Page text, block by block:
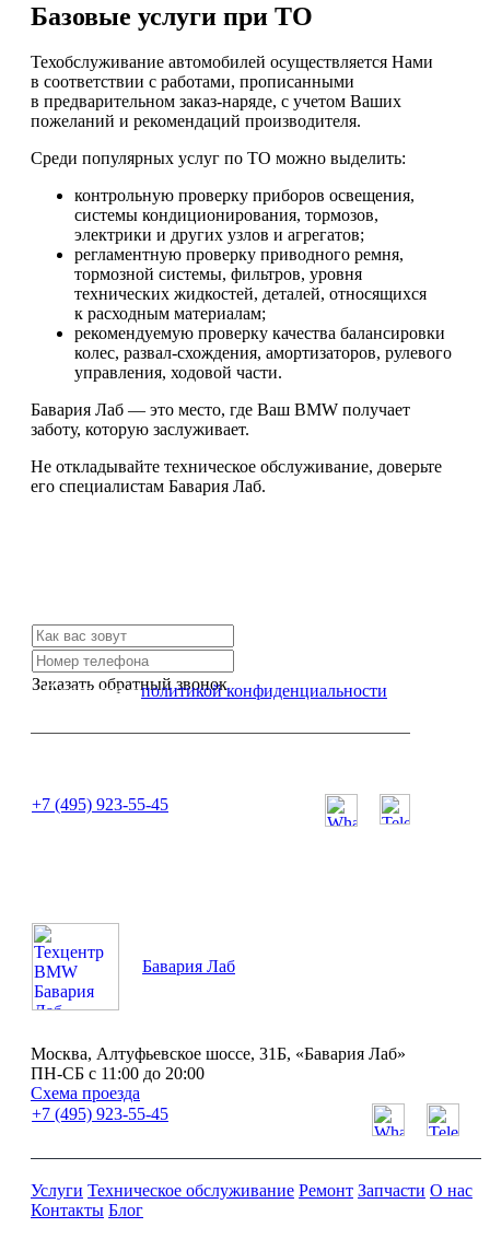
Базовые услуги при ТО
Техобслуживание автомобилей осуществляется Нами
в соответствии с работами, прописанными
в предварительном заказ-наряде, с учетом Ваших
пожеланий и рекомендаций производителя.
Среди популярных услуг по ТО можно выделить:
контрольную проверку приборов освещения,
системы кондиционирования, тормозов,
электрики и других узлов и агрегатов;
регламентную проверку приводного ремня,
тормозной системы, фильтров, уровня
технических жидкостей, деталей, относящихся
к расходным материалам;
рекомендуемую проверку качества балансировки
колес, развал-схождения, амортизаторов, рулевого
управления, ходовой части.
Бавария Лаб — это место, где Ваш BMW получает
заботу, которую заслуживает.
Не откладывайте техническое обслуживание, доверьте
его специалистам Бавария Лаб.
Заказать обратный звонок
Я согласен сполитикой конфиденциальности
+7 (495) 923-55-45
Бавария Лаб
Москва, Алтуфьевское шоссе, 31Б, «Бавария Лаб»
ПН-СБ с 11:00 до 20:00
Схема проезда
+7 (495) 923-55-45
Услуги Техническое обслуживание Ремонт Запчасти О нас
Контакты Блог